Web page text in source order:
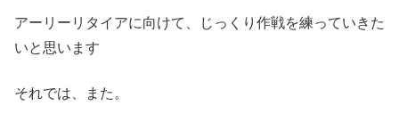
アーリーリタイアに向けて、じっくり作戦を練っていきた
いと思います
それでは、また。